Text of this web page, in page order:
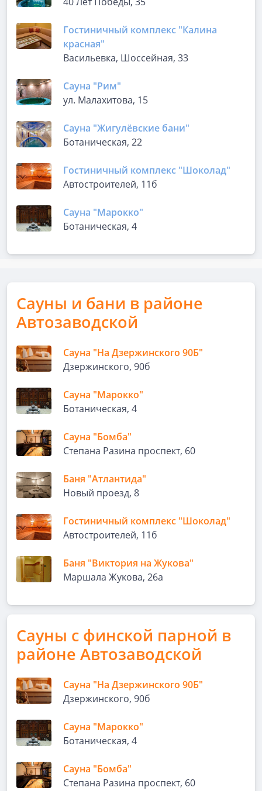
Гостиничный комплекс "Калина
красная"
Васильевка, Шоссейная, 33
Сауна "Рим"
ул. Малахитова, 15
Сауна "Жигулёвские бани"
Ботаническая, 22
Гостиничный комплекс "Шоколад"
Автостроителей, 11б
Сауна "Марокко"
Ботаническая, 4
Сауны и бани в районе
Автозаводской
Сауна "На Дзержинского 90Б"
Дзержинского, 90б
Сауна "Марокко"
Ботаническая, 4
Сауна "Бомба"
Степана Разина проспект, 60
Баня "Атлантида"
Новый проезд, 8
Гостиничный комплекс "Шоколад"
Автостроителей, 11б
Баня "Виктория на Жукова"
Маршала Жукова, 26а
Сауны с финской парной в
районе Автозаводской
Сауна "На Дзержинского 90Б"
Дзержинского, 90б
Сауна "Марокко"
Ботаническая, 4
Сауна "Бомба"
Степана Разина проспект, 60